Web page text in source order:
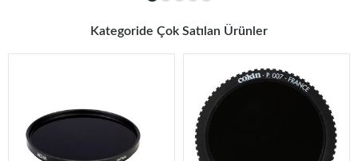
Kategoride Çok Satılan Ürünler